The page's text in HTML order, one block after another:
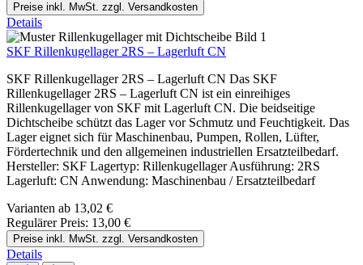
Preise inkl. MwSt. zzgl. Versandkosten
Details
SKF Rillenkugellager 2RS – Lagerluft CN
SKF Rillenkugellager 2RS – Lagerluft CN Das SKF
Rillenkugellager 2RS – Lagerluft CN ist ein einreihiges
Rillenkugellager von SKF mit Lagerluft CN. Die beidseitige
Dichtscheibe schützt das Lager vor Schmutz und Feuchtigkeit. Das
Lager eignet sich für Maschinenbau, Pumpen, Rollen, Lüfter,
Fördertechnik und den allgemeinen industriellen Ersatzteilbedarf.
Hersteller: SKF Lagertyp: Rillenkugellager Ausführung: 2RS
Lagerluft: CN Anwendung: Maschinenbau / Ersatzteilbedarf
Varianten ab 13,02 €
Regulärer Preis: 13,00 €
Preise inkl. MwSt. zzgl. Versandkosten
Details